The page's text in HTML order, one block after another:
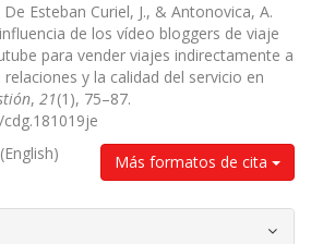
Esteban Curiel, J., & Antonovica, A.
de los vídeo bloggers de viaje
para vender viajes indirectamente a
y la calidad del servicio en
, 21(1), 75–87.
Más formatos de cita